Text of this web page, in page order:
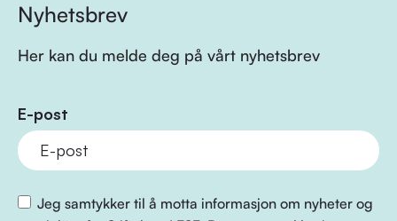
Nyhetsbrev
Her kan du melde deg på vårt nyhetsbrev
E-post
Jeg samtykker til å motta informasjon om nyheter og